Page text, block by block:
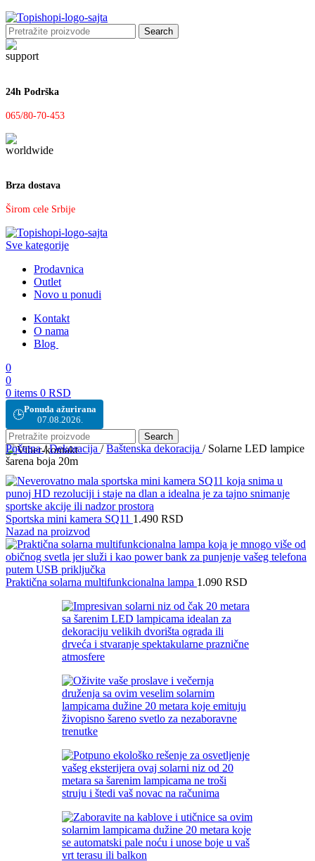
Search
24h Podrška
065/80-70-453
Brza dostava
Širom cele Srbije
Sve kategorije
Prodavnica
Outlet
Novo u ponudi
Kontakt
O nama
Blog
0
0
0 items 0 RSD
🕒Ponuda ažurirana
07.08.2026.
Search
Početna/ Dekoracija / Baštenska dekoracija / Solarne LED lampice
šarena boja 20m
Sportska mini kamera SQ11 1.490 RSD
Nazad na proizvod
Praktična solarna multifunkcionalna lampa 1.090 RSD